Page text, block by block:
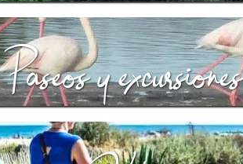
Paseos y excursiones